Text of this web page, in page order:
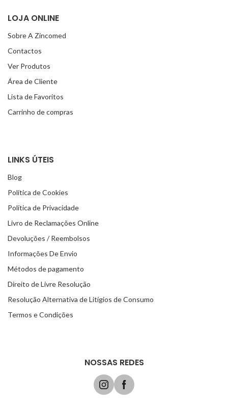
LOJA ONLINE
Sobre A Zincomed
Contactos
Ver Produtos
Área de Cliente
Lista de Favoritos
Carrinho de compras
LINKS ÚTEIS
Blog
Política de Cookies
Política de Privacidade
Livro de Reclamações Online
Devoluções / Reembolsos
Informações De Envio
Métodos de pagamento
Direito de Livre Resolução
Resolução Alternativa de Litígios de Consumo
Termos e Condições
NOSSAS REDES